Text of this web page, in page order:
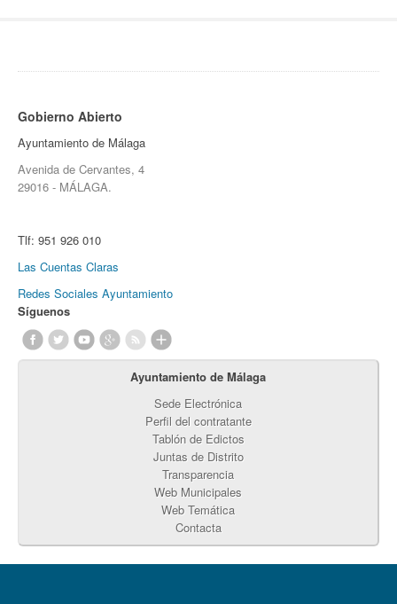
Gobierno Abierto
Ayuntamiento de Málaga
Avenida de Cervantes, 4
29016 - MÁLAGA.
Tlf: 951 926 010
Las Cuentas Claras
Redes Sociales Ayuntamiento
Síguenos
Ayuntamiento de Málaga
Sede Electrónica
Perfil del contratante
Tablón de Edictos
Juntas de Distrito
Transparencia
Web Municipales
Web Temática
Contacta